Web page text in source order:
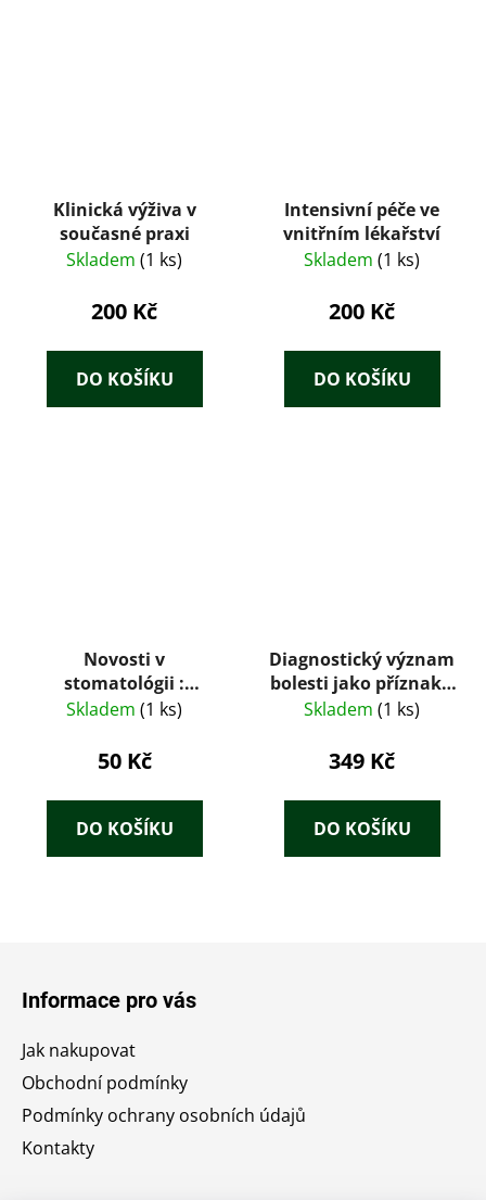
Klinická výživa v
současné praxi
Skladem (1 ks)
200 Kč
DO KOŠÍKU
Intensivní péče ve
vnitřním lékařství
Skladem (1 ks)
200 Kč
DO KOŠÍKU
Novosti v
stomatológii :
vybrané kapitoly zo
Skladem (1 ks)
50 Kč
DO KOŠÍKU
Diagnostický význam
bolesti jako příznaku
vnitřních nemocí
Skladem (1 ks)
349 Kč
DO KOŠÍKU
Informace pro vás
Jak nakupovat
Obchodní podmínky
Podmínky ochrany osobních údajů
Kontakty